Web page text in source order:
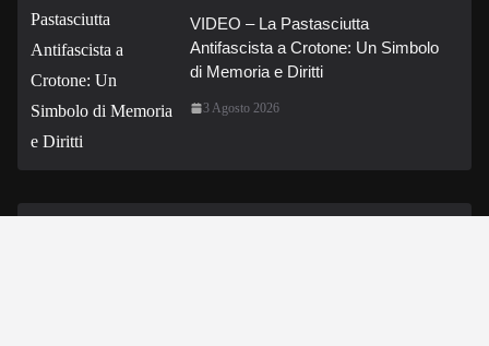
VIDEO – La Pastasciutta
Antifascista a Crotone: Un Simbolo
di Memoria e Diritti
3 Agosto 2026